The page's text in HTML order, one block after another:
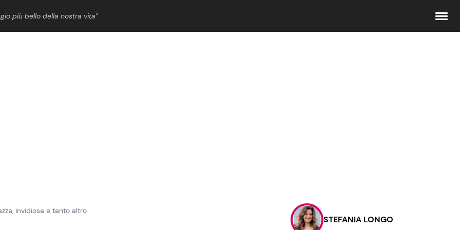
più bello della nostra vita”
Contattaci
Pubblicità
invidiosa e tanto altro
STEFANIA LONGO